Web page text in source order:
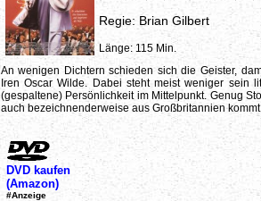
Regie: Brian Gilbert
Länge: 115 Min.
An wenigen Dichtern schieden sich die Geister,
Iren Oscar Wilde. Dabei steht meist weniger sein
(gespaltene) Persönlichkeit im Mittelpunkt. Genug
auch bezeichnenderweise aus Großbritannien
DVD kaufen
(Amazon)
#Anzeige